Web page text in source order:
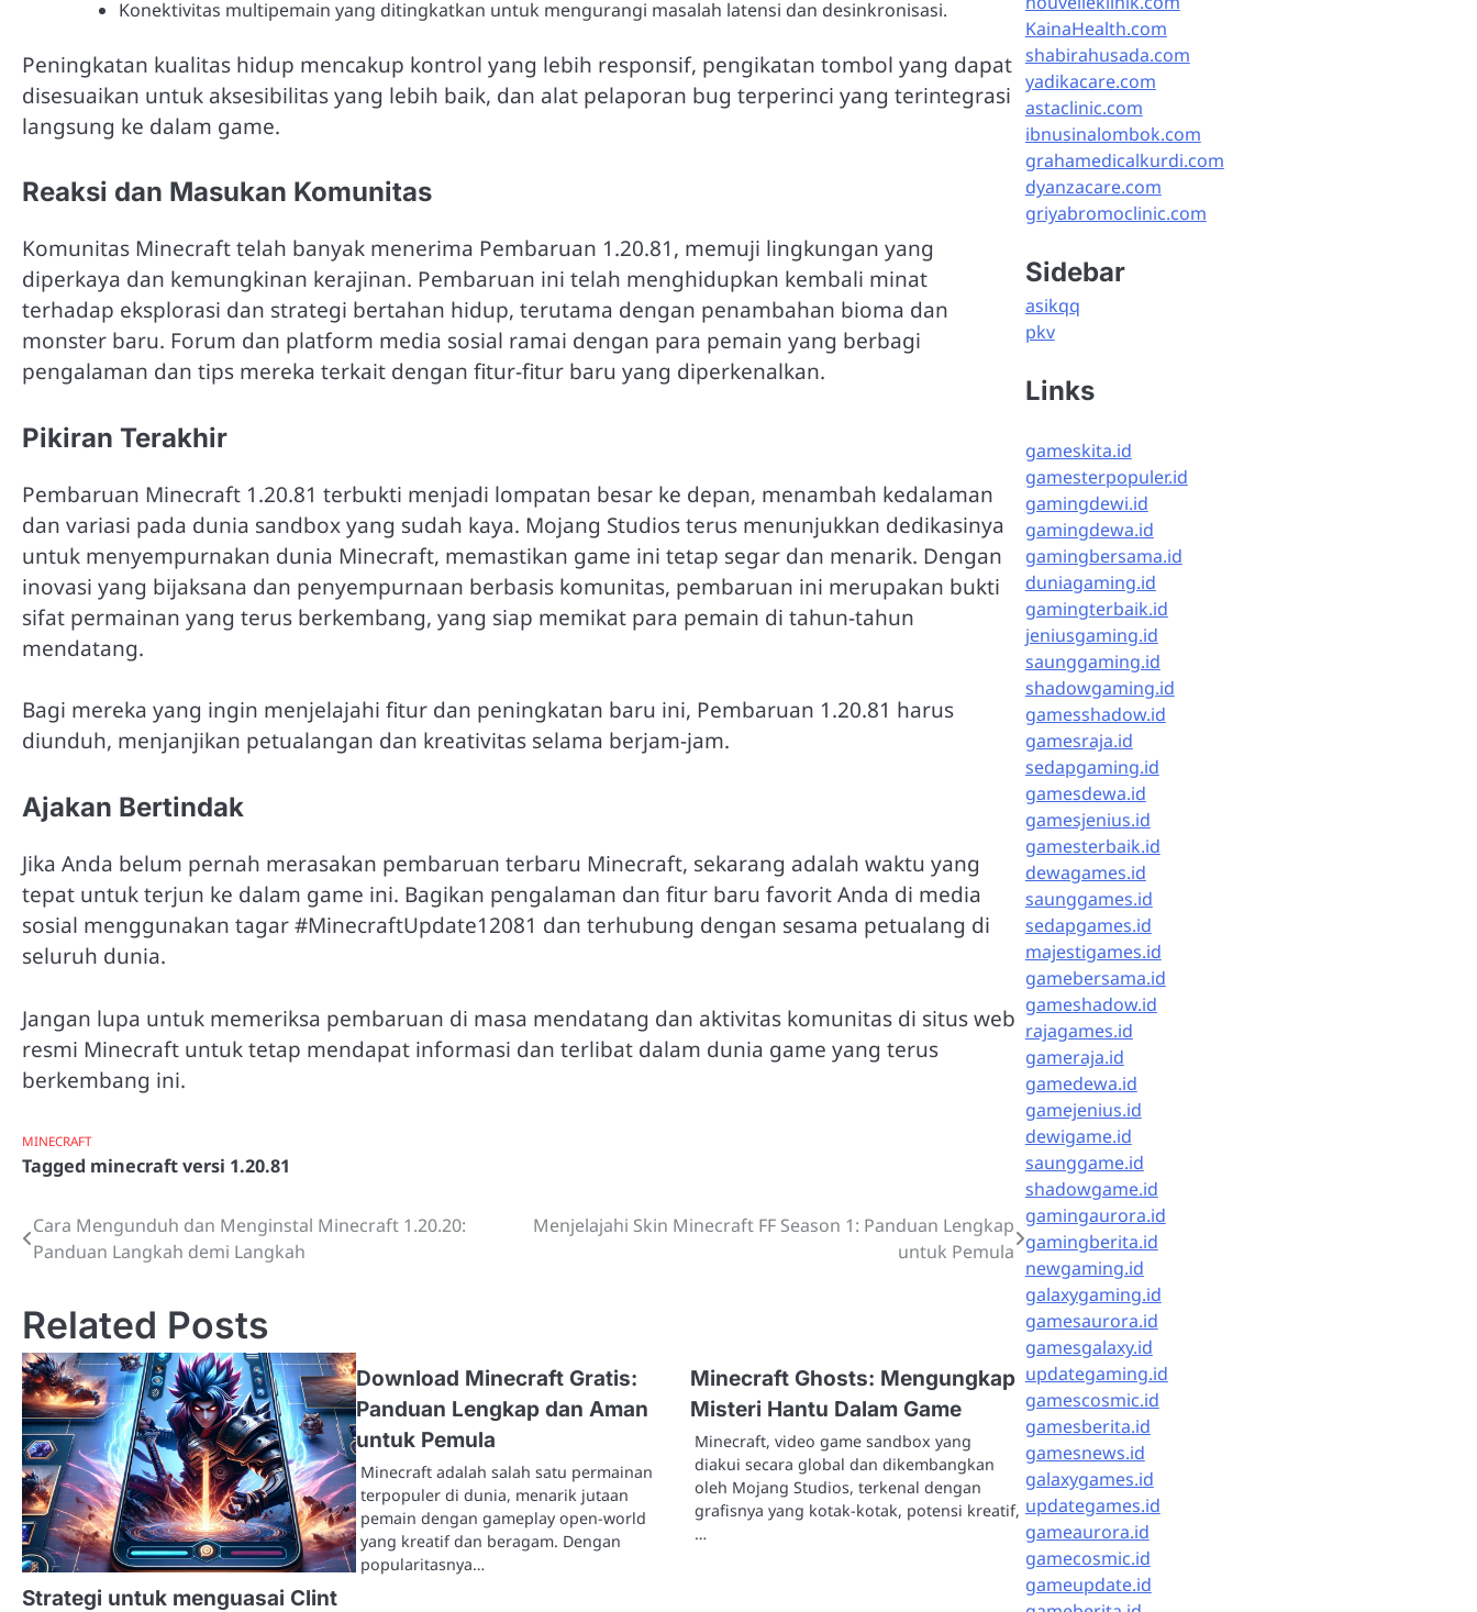
Konektivitas multipemain yang ditingkatkan untuk mengurangi masalah latensi dan desinkronisasi.
Peningkatan kualitas hidup mencakup kontrol yang lebih responsif, pengikatan tombol yang dapat
disesuaikan untuk aksesibilitas yang lebih baik, dan alat pelaporan bug terperinci yang terintegrasi
langsung ke dalam game.
Reaksi dan Masukan Komunitas
Komunitas Minecraft telah banyak menerima Pembaruan 1.20.81, memuji lingkungan yang
diperkaya dan kemungkinan kerajinan. Pembaruan ini telah menghidupkan kembali minat
terhadap eksplorasi dan strategi bertahan hidup, terutama dengan penambahan bioma dan
monster baru. Forum dan platform media sosial ramai dengan para pemain yang berbagi
pengalaman dan tips mereka terkait dengan fitur-fitur baru yang diperkenalkan.
Pikiran Terakhir
Pembaruan Minecraft 1.20.81 terbukti menjadi lompatan besar ke depan, menambah kedalaman
dan variasi pada dunia sandbox yang sudah kaya. Mojang Studios terus menunjukkan dedikasinya
untuk menyempurnakan dunia Minecraft, memastikan game ini tetap segar dan menarik. Dengan
inovasi yang bijaksana dan penyempurnaan berbasis komunitas, pembaruan ini merupakan bukti
sifat permainan yang terus berkembang, yang siap memikat para pemain di tahun-tahun
mendatang.
Bagi mereka yang ingin menjelajahi fitur dan peningkatan baru ini, Pembaruan 1.20.81 harus
diunduh, menjanjikan petualangan dan kreativitas selama berjam-jam.
Ajakan Bertindak
Jika Anda belum pernah merasakan pembaruan terbaru Minecraft, sekarang adalah waktu yang
tepat untuk terjun ke dalam game ini. Bagikan pengalaman dan fitur baru favorit Anda di media
sosial menggunakan tagar #MinecraftUpdate12081 dan terhubung dengan sesama petualang di
seluruh dunia.
Jangan lupa untuk memeriksa pembaruan di masa mendatang dan aktivitas komunitas di situs web
resmi Minecraft untuk tetap mendapat informasi dan terlibat dalam dunia game yang terus
berkembang ini.
MINECRAFT
Tagged minecraft versi 1.20.81
Post
navigation
Cara Mengunduh dan Menginstal Minecraft 1.20.20:
Panduan Langkah demi Langkah
Menjelajahi Skin Minecraft FF Season 1: Panduan Lengkap
untuk Pemula
Related Posts
Strategi untuk menguasai Clint
Download Minecraft Gratis:
Panduan Lengkap dan Aman
untuk Pemula
Minecraft adalah salah satu permainan
terpopuler di dunia, menarik jutaan
pemain dengan gameplay open-world
yang kreatif dan beragam. Dengan
popularitasnya…
Minecraft Ghosts: Mengungkap
Misteri Hantu Dalam Game
Minecraft, video game sandbox yang
diakui secara global dan dikembangkan
oleh Mojang Studios, terkenal dengan
grafisnya yang kotak-kotak, potensi kreatif,
…
KainaHealth.com
shabirahusada.com
yadikacare.com
astaclinic.com
ibnusinalombok.com
grahamedicalkurdi.com
dyanzacare.com
griyabromoclinic.com
Sidebar
asikqq
pkv
Links
gameskita.id
gamesterpopuler.id
gamingdewi.id
gamingdewa.id
gamingbersama.id
duniagaming.id
gamingterbaik.id
jeniusgaming.id
saunggaming.id
shadowgaming.id
gamesshadow.id
gamesraja.id
sedapgaming.id
gamesdewa.id
gamesjenius.id
gamesterbaik.id
dewagames.id
saunggames.id
sedapgames.id
majestigames.id
gamebersama.id
gameshadow.id
rajagames.id
gameraja.id
gamedewa.id
gamejenius.id
dewigame.id
saunggame.id
shadowgame.id
gamingaurora.id
gamingberita.id
newgaming.id
galaxygaming.id
gamesaurora.id
gamesgalaxy.id
updategaming.id
gamescosmic.id
gamesberita.id
gamesnews.id
galaxygames.id
updategames.id
gameaurora.id
gamecosmic.id
gameupdate.id